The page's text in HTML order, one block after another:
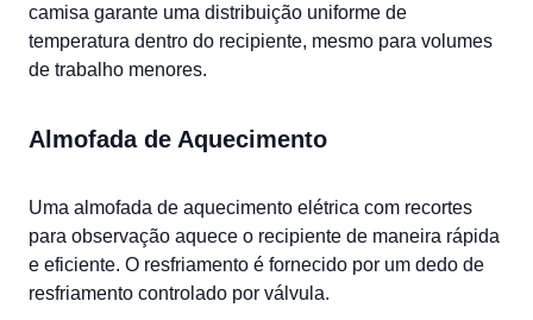
camisa garante uma distribuição uniforme de
temperatura dentro do recipiente, mesmo para volumes
de trabalho menores.
Almofada de Aquecimento
Uma almofada de aquecimento elétrica com recortes
para observação aquece o recipiente de maneira rápida
e eficiente. O resfriamento é fornecido por um dedo de
resfriamento controlado por válvula.